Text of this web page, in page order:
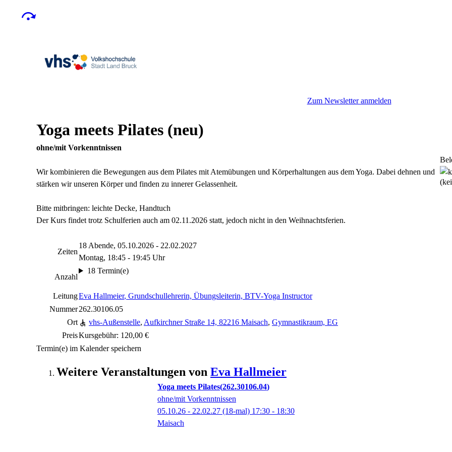
Zum Newsletter anmelden
Yoga meets Pilates neu
ohne/mit Vorkenntnissen
Wir kombinieren die Bewegungen aus dem Pilates mit Atemübungen und Körperhaltungen aus dem Yoga. Dabei dehnen und
stärken wir unseren Körper und finden zu innerer Gelassenheit.
Bitte mitbringen: leichte Decke, Handtuch
Der Kurs findet trotz Schulferien auch am 02.11.2026 statt, jedoch nicht in den Weihnachtsferien.
Zeiten
18 Abende, 05.10.2026 - 22.02.2027
Montag, 18:45 - 19:45 Uhr
Anzahl
18 Termin(e)
LeitungEva Hallmeier, Grundschullehrerin, Übungsleiterin, BTV-Yoga Instructor
Nummer262.30106.05
Ort
vhs-Außenstelle, Aufkirchner Straße 14, 82216 Maisach, Gymnastikraum, EG
PreisKursgebühr: 120,00 €
Termin(e) im Kalender speichern
Weitere Veranstaltungen von Eva Hallmeier
Yoga meets Pilates 262.30106.04
ohne/mit Vorkenntnissen
05.10.26 - 22.02.27 (18-mal) 17:30 - 18:30
Maisach